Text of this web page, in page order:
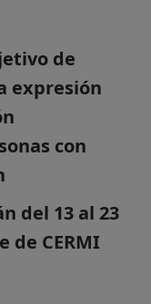
de
expresión
con
del 13 al 23
de CERMI